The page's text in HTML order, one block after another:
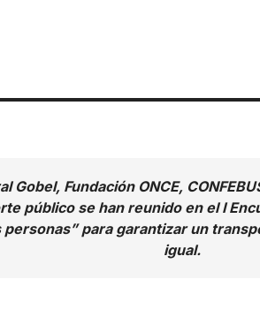
Gobel, Fundación ONCE,
público se han reunido en el I
personas” para garantizar un
igual.